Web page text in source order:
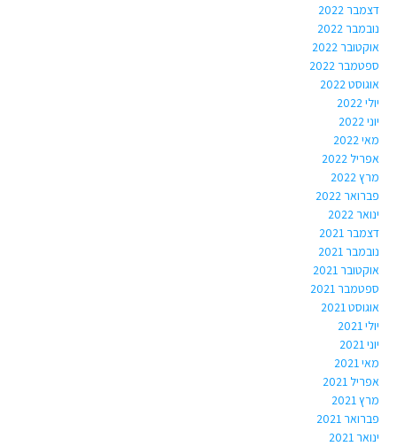
דצמבר 2022
נובמבר 2022
אוקטובר 2022
ספטמבר 2022
אוגוסט 2022
יולי 2022
יוני 2022
מאי 2022
אפריל 2022
מרץ 2022
פברואר 2022
ינואר 2022
דצמבר 2021
נובמבר 2021
אוקטובר 2021
ספטמבר 2021
אוגוסט 2021
יולי 2021
יוני 2021
מאי 2021
אפריל 2021
מרץ 2021
פברואר 2021
ינואר 2021